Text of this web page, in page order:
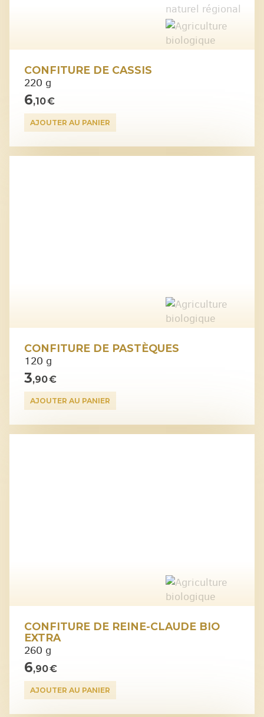
CONFITURE DE CASSIS
220 g
6,10 €
AJOUTER AU PANIER
CONFITURE DE PASTÈQUES
120 g
3,90 €
AJOUTER AU PANIER
CONFITURE DE REINE-CLAUDE BIO
EXTRA
260 g
6,90 €
AJOUTER AU PANIER